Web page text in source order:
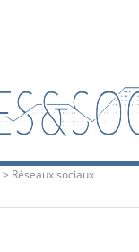
> Réseaux sociaux